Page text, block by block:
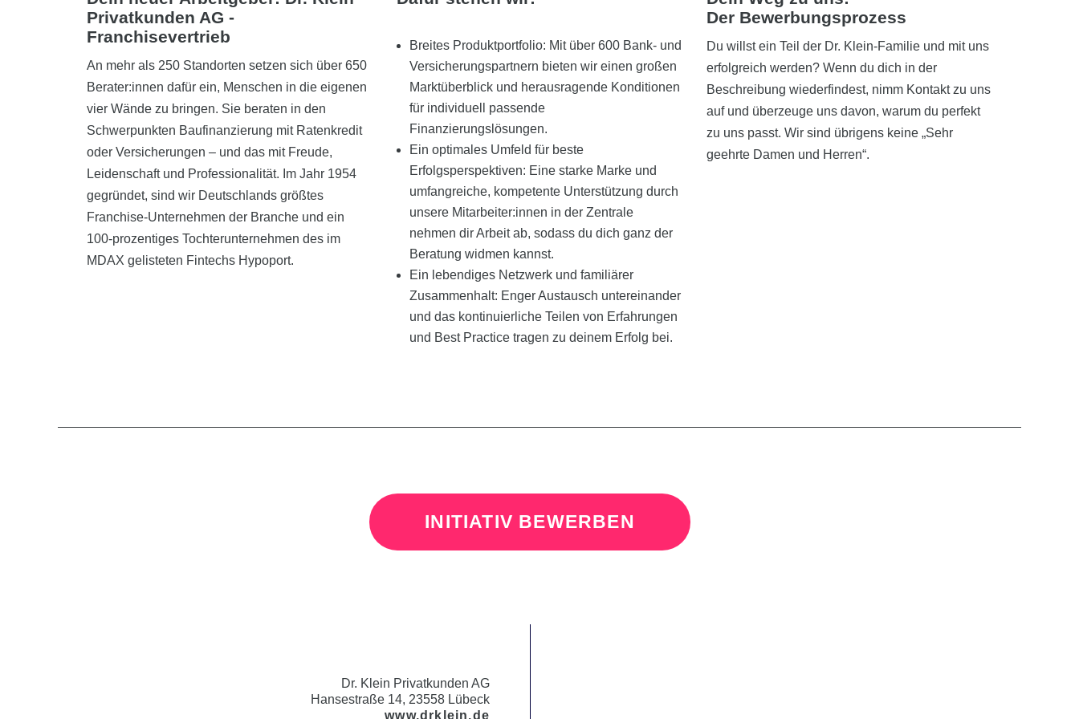
Privatkunden AG -
Franchisevertrieb
An mehr als 250 Standorten setzen sich über 650
Berater:innen dafür ein, Menschen in die eigenen
vier Wände zu bringen. Sie beraten in den
Schwerpunkten Baufinanzierung mit Ratenkredit
oder Versicherungen – und das mit Freude,
Leidenschaft und Professionalität. Im Jahr 1954
gegründet, sind wir Deutschlands größtes
Franchise-Unternehmen der Branche und ein
100-prozentiges Tochterunternehmen des im
MDAX gelisteten Fintechs Hypoport.
Breites Produktportfolio: Mit über 600 Bank- und
Versicherungspartnern bieten wir einen großen
Marktüberblick und herausragende Konditionen
für individuell passende
Finanzierungslösungen.
Ein optimales Umfeld für beste
Erfolgsperspektiven: Eine starke Marke und
umfangreiche, kompetente Unterstützung durch
unsere Mitarbeiter:innen in der Zentrale
nehmen dir Arbeit ab, sodass du dich ganz der
Beratung widmen kannst.
Ein lebendiges Netzwerk und familiärer
Zusammenhalt: Enger Austausch untereinander
und das kontinuierliche Teilen von Erfahrungen
und Best Practice tragen zu deinem Erfolg bei.
Der Bewerbungsprozess
Du willst ein Teil der Dr. Klein-Familie und mit uns
erfolgreich werden? Wenn du dich in der
Beschreibung wiederfindest, nimm Kontakt zu uns
auf und überzeuge uns davon, warum du perfekt
zu uns passt. Wir sind übrigens keine „Sehr
geehrte Damen und Herren“.
INITIATIV BEWERBEN
Dr. Klein Privatkunden AG
Hansestraße 14, 23558 Lübeck
www.drklein.de